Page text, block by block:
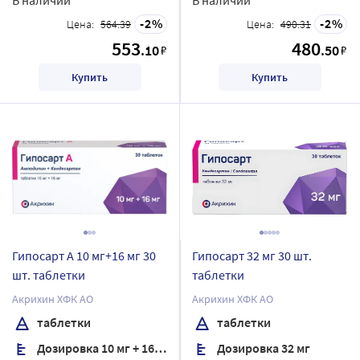
Цена: 564.39 2
553.10₽
Купить
Цена: 490.31 2
480.50₽
Купить
Гипосарт А 10 мг+16 мг 30
шт. таблетки
Акрихин ХФК АО
таблетки
Дозировка 10 мг + 16 мг
Гипосарт 32 мг 30 шт.
таблетки
Акрихин ХФК АО
таблетки
Дозировка 32 мг